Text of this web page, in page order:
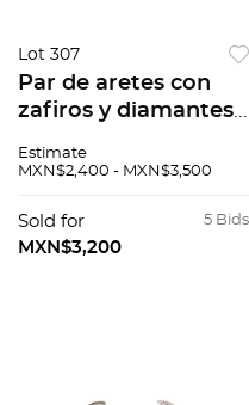
Lot 307
Par de aretes con
zafiros y diamantes
zafiros corte oval. 47
8. Peso: 5.8 g.
Estimate
MXN$2,400 - MXN$3,500
5 Bids
Sold for
MXN$3,200